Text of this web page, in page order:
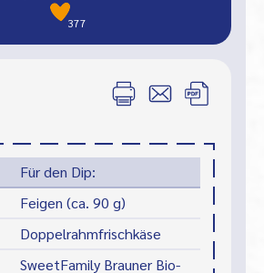
377
Für den Dip:
Feigen (ca. 90 g)
Doppelrahmfrischkäse
SweetFamily Brauner Bio-